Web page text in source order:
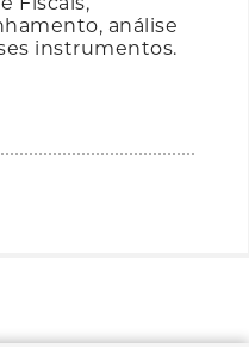
análise
instrumentos.